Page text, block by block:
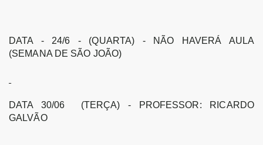
DATA - 24/6 - (QUARTA) - NÃO HAVERÁ AULA
(SEMANA DE SÃO JOÃO)
DATA 30/06 (TERÇA) - PROFESSOR: RICARDO
GALVÃO